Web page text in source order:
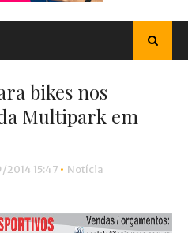
bikes nos
Multipark em
2014 15:47 • Notícia